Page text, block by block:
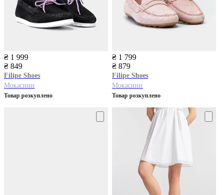
₴ 1 999
₴ 849
Filipe Shoes
Мокасини
Товар розкуплено
₴ 1 799
₴ 879
Filipe Shoes
Мокасини
Товар розкуплено